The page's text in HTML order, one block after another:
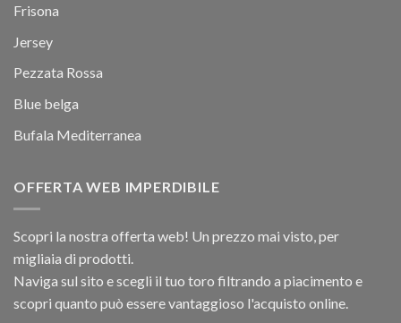
Frisona
Jersey
Pezzata Rossa
Blue belga
Bufala Mediterranea
OFFERTA WEB IMPERDIBILE
Scopri la nostra offerta web! Un prezzo mai visto, per
migliaia di prodotti.
Naviga sul sito e scegli il tuo toro filtrando a piacimento e
scopri quanto può essere vantaggioso l'acquisto online.